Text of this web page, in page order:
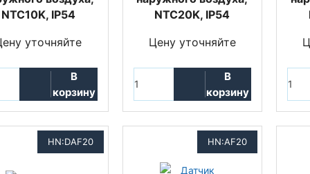
NTC10K, IP54
уточняйте
В
корзину
NTC20K, IP54
Цену уточняйте
В
корзину
HN:DAF20 HN:AF20